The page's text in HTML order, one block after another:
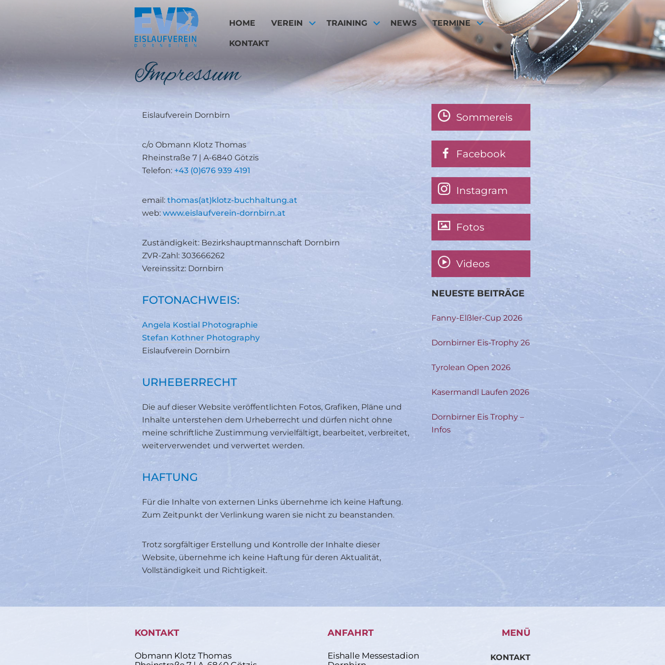
HOME VEREIN TRAINING NEWS TERMINE
KONTAKT
Impressum
Eislaufverein Dornbirn
c/o Obmann Klotz Thomas
Rheinstraße 7 | A-6840 Götzis
Telefon: +43 (0)676 939 4191
email: thomas(at)klotz-buchhaltung.at
web: www.eislaufverein-dornbirn.at
Zuständigkeit: Bezirkshauptmannschaft Dornbirn
ZVR-Zahl: 303666262
Vereinssitz: Dornbirn
FOTONACHWEIS:
Angela Kostial Photographie
Stefan Kothner Photography
Eislaufverein Dornbirn
URHEBERRECHT
Die auf dieser Website veröffentlichten Fotos, Grafiken, Pläne und
Inhalte unterstehen dem Urheberrecht und dürfen nicht ohne
meine schriftliche Zustimmung vervielfältigt, bearbeitet, verbreitet,
weiterverwendet und verwertet werden.
HAFTUNG
Für die Inhalte von externen Links übernehme ich keine Haftung.
Zum Zeitpunkt der Verlinkung waren sie nicht zu beanstanden.
Trotz sorgfältiger Erstellung und Kontrolle der Inhalte dieser
Website, übernehme ich keine Haftung für deren Aktualität,
Vollständigkeit und Richtigkeit.
Sommereis
Facebook
Instagram
Fotos
Videos
NEUESTE BEITRÄGE
Fanny-Elßler-Cup 2026
Dornbirner Eis-Trophy 26
Tyrolean Open 2026
Kasermandl Laufen 2026
Dornbirner Eis Trophy –
Infos
KONTAKT
Obmann Klotz Thomas
ANFAHRT
Eishalle Messestadion
MENÜ
KONTAKT